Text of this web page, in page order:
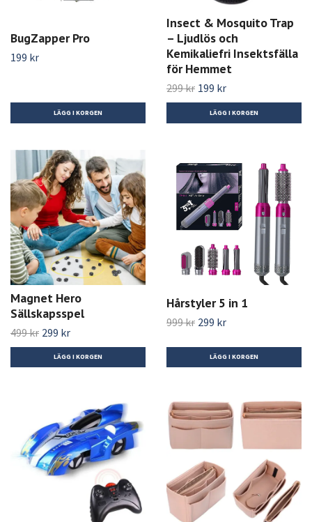
BugZapper Pro
199 kr
Insect & Mosquito Trap
– Ljudlös och
Kemikaliefri Insektsfälla
för Hemmet
299 kr 199 kr
Magnet Hero
Sällskapsspel
499 kr 299 kr
Hårstyler 5 in 1
999 kr 299 kr